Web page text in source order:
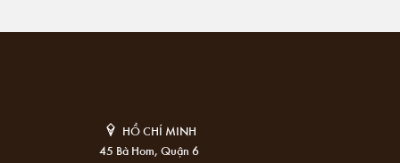
HỒ CHÍ MINH
45 Bà Hom, Quận 6